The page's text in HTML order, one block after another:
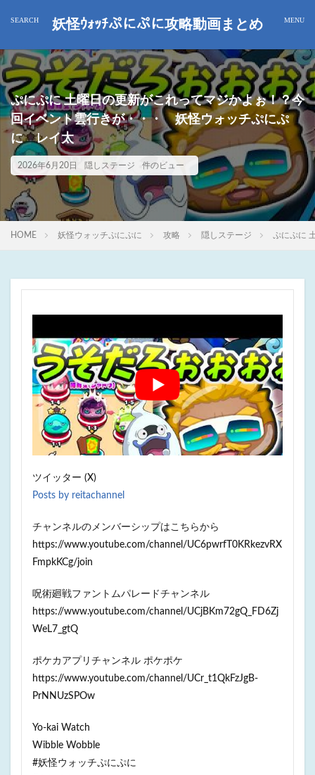
妖怪ｳｫｯﾁぷにぷに攻略動画まとめ
ぷにぷに 土曜日の更新がこれってマジかよぉ！？今
回イベント雲行きが・・・ 妖怪ウォッチぷにぷ
に レイ太
2026年6月20日 隠しステージ 件のビュー
HOME 妖怪ウォッチぷにぷに 攻略 隠しステージ ぷにぷに
ツイッター (X)
Posts by reitachannel
チャンネルのメンバーシップはこちらから
https://www.youtube.com/channel/UC6pwrfT0KRkezvRX
FmpkKCg/join
呪術廻戦ファントムパレードチャンネル
https://www.youtube.com/channel/UCjBKm72gQ_FD6Zj
WeL7_gtQ
ポケカアプリチャンネル ポケポケ
https://www.youtube.com/channel/UCr_t1QkFzJgB-
PrNNUzSPOw
Yo-kai Watch
Wibble Wobble
#妖怪ウォッチぷにぷに